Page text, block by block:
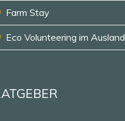
Farm Stay
Eco Volunteering im Ausland